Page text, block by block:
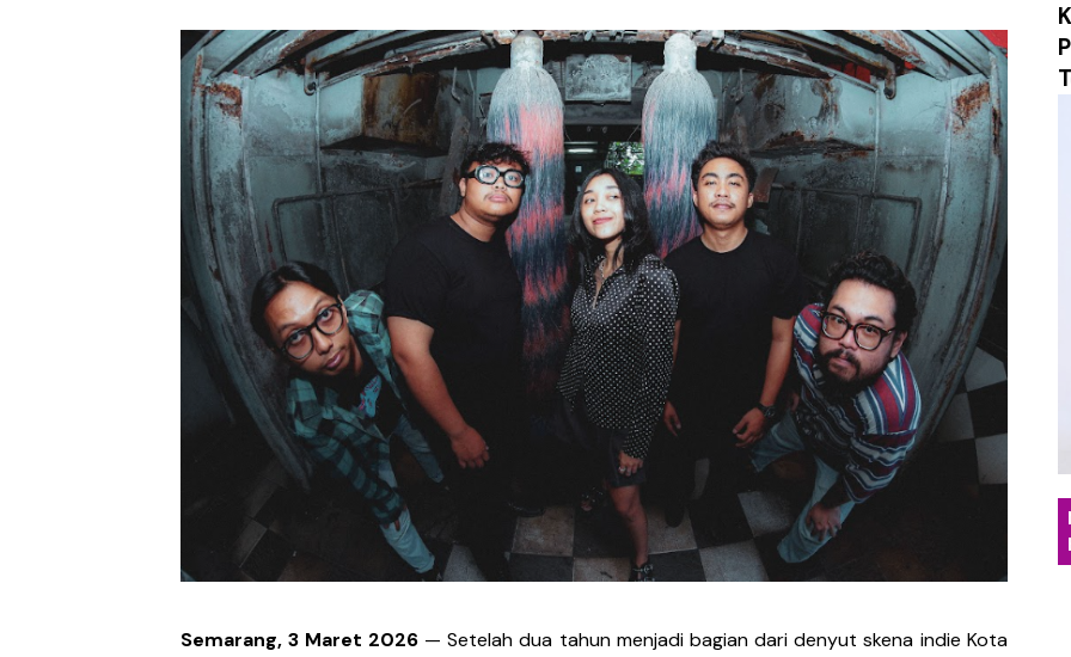
Kos Atos Hidupkan Kembali Tradisi Orkes Lewat "Yang Namanya", Menertawakan
Rayakan Setahun Album Pesta Rock N Roll, Ruzan & Vita Tutup Satu Babak
6ft Drowning Lepas Debut Maxi-Single "What If? / Angst", Menyulam Duka,
Billkiss Rayakan Pertemuan yang Tepat Lewat "Beruntung", Single Pop Manis yang
Soerya Resmi Debut Lewat "Mungkin Di Esok Lusa", Membawa Nuansa Alternatif
Unblue.r Resmi Memulai Perjalanan Musik Lewat Single Debut "Obsession",
Bell Aditya Hadirkan Video Musik Berbasis AI untuk "Sarkasme", Refleksi
Hagia Septida Ajak Pendengar Berdamai dengan Diri Lewat Single Baru "LALU"
Ratih Putria Hadirkan Pelukan Hangat Lewat Single Baru "Melangkahlah Perlahan"
Tiga Dekade Brutalitas: Vomepotro Bangkit Kembali Lewat Album “Fall Into Decay”
DESERVE Lepaskan Amarah dan Kritik Sosial Lewat Single Baru “Everything You
Semarang, 3 Maret 2026— Setelah dua tahun menjadi bagian dari denyut skena indie Kota